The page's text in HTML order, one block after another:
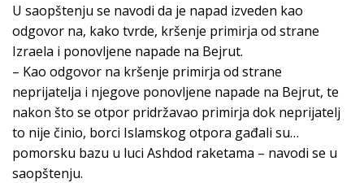
U saopštenju se navodi da je napad izveden kao
odgovor na, kako tvrde, kršenje primirja od strane
Izraela i ponovljene napade na Bejrut.
– Kao odgovor na kršenje primirja od strane
neprijatelja i njegove ponovljene napade na Bejrut, te
nakon što se otpor pridržavao primirja dok neprijatelj
to nije činio, borci Islamskog otpora gađali su…
pomorsku bazu u luci Ashdod raketama – navodi se u
saopštenju.